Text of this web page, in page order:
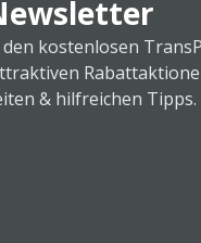
kostenlosen
& hilfreichen Tipps.